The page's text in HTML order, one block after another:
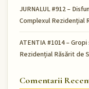
JURNALUL #912 –
Complexul Rezidențial
ATENTIA #1014 –
Rezidențial Răsărit de
Comentarii